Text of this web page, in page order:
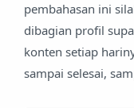
pembahasan ini
dibagian profil
konten setiap
sampai selesai,